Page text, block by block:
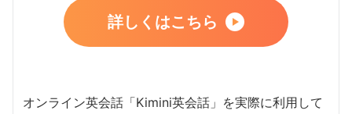
詳しくはこちら
オンライン英会話「Kimini英会話」を実際に利用して